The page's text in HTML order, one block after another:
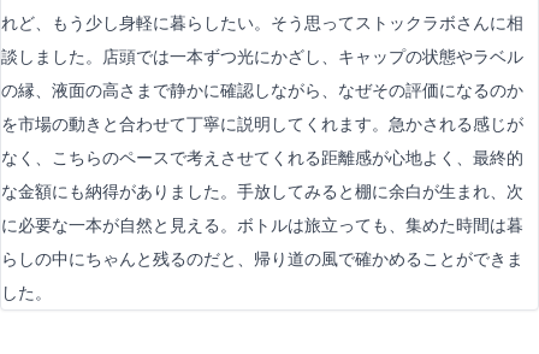
れど、もう少し身軽に暮らしたい。そう思ってストックラボさんに相
談しました。店頭では一本ずつ光にかざし、キャップの状態やラベル
の縁、液面の高さまで静かに確認しながら、なぜその評価になるのか
を市場の動きと合わせて丁寧に説明してくれます。急かされる感じが
なく、こちらのペースで考えさせてくれる距離感が心地よく、最終的
な金額にも納得がありました。手放してみると棚に余白が生まれ、次
に必要な一本が自然と見える。ボトルは旅立っても、集めた時間は暮
らしの中にちゃんと残るのだと、帰り道の風で確かめることができま
した。